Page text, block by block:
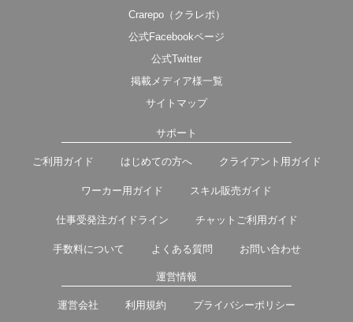
Crarepo（クラレポ）
公式Facebookページ
公式Twitter
掲載メディア様一覧
サイトマップ
サポート
ご利用ガイド はじめての方へ クライアント用ガイド
ワーカー用ガイド スキル販売ガイド
仕事受発注ガイドライン チャットご利用ガイド
手数料について よくある質問 お問い合わせ
運営情報
運営会社 利用規約 プライバシーポリシー